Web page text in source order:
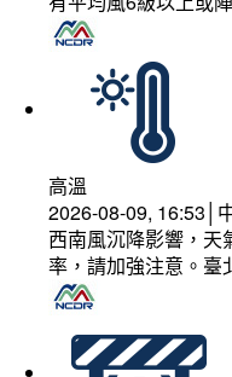
高溫
2026-08-09, 16:53│
西南風沉降影響，
率，請加強注意。